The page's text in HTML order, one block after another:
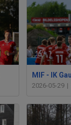
2026-05-29 |